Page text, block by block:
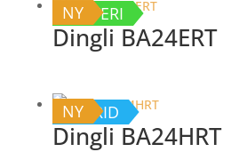
BATTERI
NY
Dingli BA24ERT
HYBRID
NY
Dingli BA24HRT